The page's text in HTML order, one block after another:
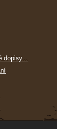
dopisy...